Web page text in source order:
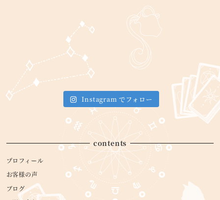
Instagram でフォロー
contents
プロフィール
お客様の声
ブログ